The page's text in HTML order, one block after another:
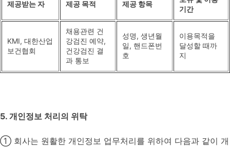
제공받는 자 제공 목적 제공 항목
기간
KMI, 대한산업
보건협회
채용관련 건
강검진 예약,
건강검진 결
과 통보
성명, 생년월
일, 핸드폰번
호
이용목적을
달성할 때까
지
5. 개인정보 처리의 위탁
① 회사는 원활한 개인정보 업무처리를 위하여 다음과 같이 개